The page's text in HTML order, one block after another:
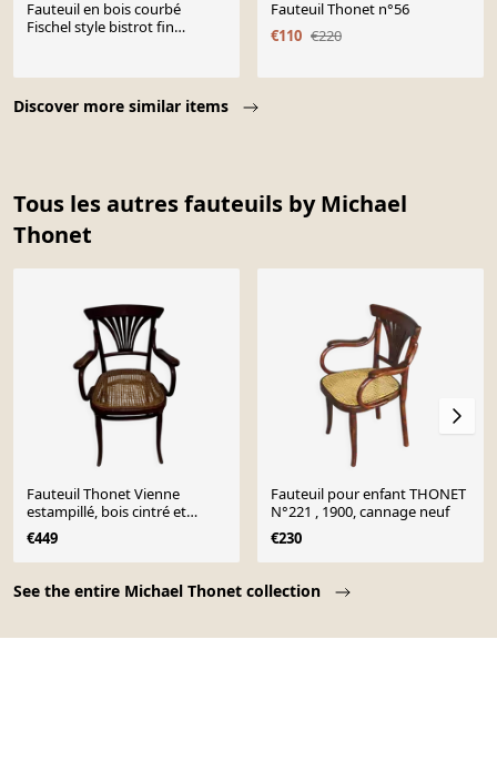
Discover more similar items
Fauteuil en bois courbé
Fischel style bistrot fin
Fauteuil Thonet n°56
€110 €220
Tous les autres fauteuils by Michael
Thonet
See the entire Michael Thonet collection
Fauteuil Thonet Vienne
estampillé, bois cintré et
cannage – circa 1900
€449
Fauteuil pour enfant THONET
N°221 , 1900, cannage neuf
€230